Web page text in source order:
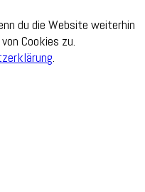
du die Website weiterhin
Cookies zu.
.